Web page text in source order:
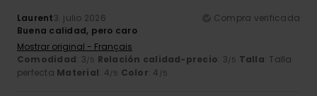
Laurent3. julio 2026
Compra verificada
Buena calidad, pero caro
Mostrar original - Français
Comodidad: 3/5 Relación calidad-precio: 3/5 Talla: Talla
perfecta Material: 4/5 Color: 4 /5